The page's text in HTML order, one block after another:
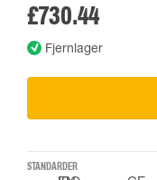
£730.44
Fjernlager
STANDARDER